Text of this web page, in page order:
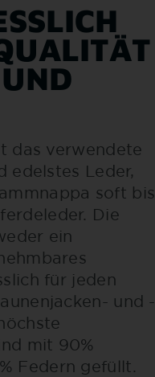
H
B
M
das verwendete
edelstes Leder,
soft bis
Die
ein
für jeden
und -
mit 90%
Federn gefüllt.